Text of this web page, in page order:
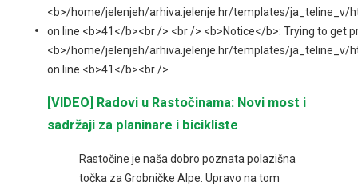
[VIDEO] Radovi u Rastočinama: Novi most i
sadržaji za planinare i bicikliste
Rastočine je naša dobro poznata polazišna
točka za Grobničke Alpe. Upravo na tom